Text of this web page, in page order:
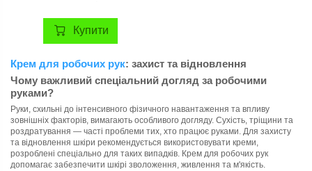
Купити
Крем для робочих рук: захист та відновлення
Чому важливий спеціальний догляд за робочими
руками?
Руки, схильні до інтенсивного фізичного навантаження та впливу
зовнішніх факторів, вимагають особливого догляду. Сухість, тріщини та
роздратування — часті проблеми тих, хто працює руками. Для захисту
та відновлення шкіри рекомендується використовувати креми,
розроблені спеціально для таких випадків. Крем для робочих рук
допомагає забезпечити шкірі зволоження, живлення та м'якість.